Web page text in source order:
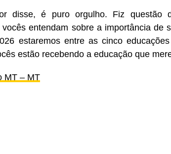
disse, é puro orgulho. Fiz questão
vocês entendam sobre a importância de
estaremos entre as cinco
estão recebendo a educação que
MT – MT